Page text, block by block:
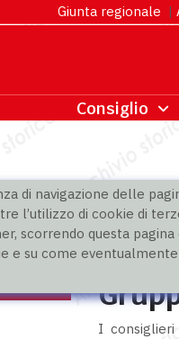
di navigazione delle
l’utilizzo di cookie di
scorrendo questa
e su come
Giunta regionale |
politici
I